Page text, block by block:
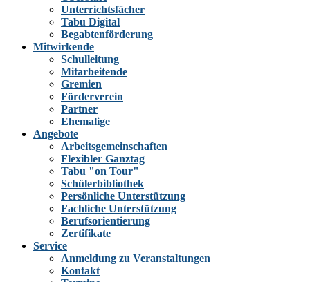
Unterrichtsfächer
Tabu Digital
Begabtenförderung
Mitwirkende
Schulleitung
Mitarbeitende
Gremien
Förderverein
Partner
Ehemalige
Angebote
Arbeitsgemeinschaften
Flexibler Ganztag
Tabu "on Tour"
Schülerbibliothek
Persönliche Unterstützung
Fachliche Unterstützung
Berufsorientierung
Zertifikate
Service
Anmeldung zu Veranstaltungen
Kontakt